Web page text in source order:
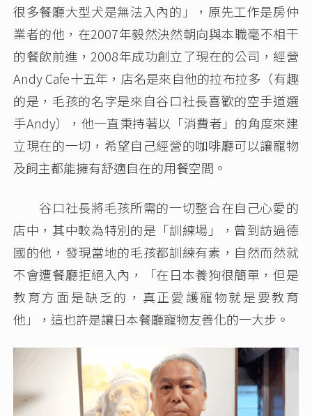
很多餐廳大型犬是無法入內的」，原先工作是房仲
業者的他，在2007年毅然決然朝向與本職毫不相干
的餐飲前進，2008年成功創立了現在的公司，經營
Andy Cafe十五年，店名是來自他的拉布拉多（有趣
的是，毛孩的名字是來自谷口社長喜歡的空手道選
手Andy），他一直秉持著以「消費者」的角度來建
立現在的一切，希望自己經營的咖啡廳可以讓寵物
及飼主都能擁有舒適自在的用餐空間。
谷口社長將毛孩所需的一切整合在自己心愛的
店中，其中較為特別的是「訓練場」，曾到訪過德
國的他，發現當地的毛孩都訓練有素，自然而然就
不會遭餐廳拒絕入內，「在日本養狗很簡單，但是
教育方面是缺乏的，真正愛護寵物就是要教育
他」，這也許是讓日本餐廳寵物友善化的一大步。